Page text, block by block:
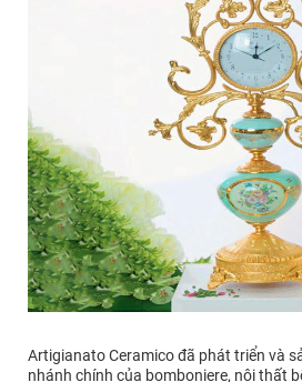
Artigianato Ceramico đã phát triển và
nhánh chính của bomboniere, nội thất